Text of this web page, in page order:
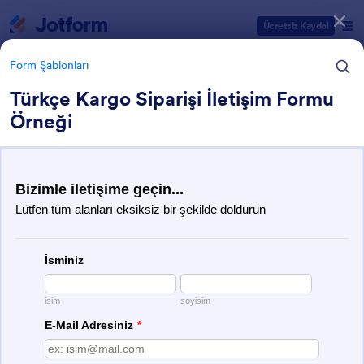
Ücretsiz Kaydol
Form Şablonları
Türkçe Kargo Siparişi İletişim Formu
Örneği
Hizmet Formları
519 Şablon
Form Şablonu Kategorileri